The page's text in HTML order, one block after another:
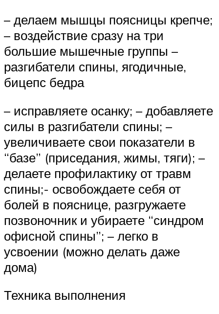
– делаем мышцы поясницы крепче;
– воздействие сразу на три
большие мышечные группы –
разгибатели спины, ягодичные,
бицепс бедра
– исправляете осанку; – добавляете
силы в разгибатели спины; –
увеличиваете свои показатели в
“базе” (приседания, жимы, тяги); –
делаете профилактику от травм
спины;- освобождаете себя от
болей в пояснице, разгружаете
позвоночник и убираете “синдром
офисной спины”; – легко в
усвоении (можно делать даже
дома)
Техника выполнения